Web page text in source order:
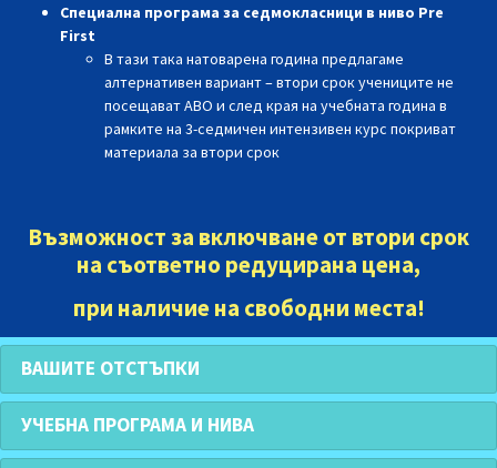
Специална програма за седмокласници в ниво Pre
First
В тази така натоварена година предлагаме
алтернативен вариант – втори срок учениците не
посещават АВО и след края на учебната година в
рамките на 3-седмичен интензивен курс покриват
материала за втори срок
Възможност за включване от втори срок
на съответно редуцирана цена,
при наличие на свободни места!
ВАШИТЕ ОТСТЪПКИ
УЧЕБНА ПРОГРАМА И НИВА